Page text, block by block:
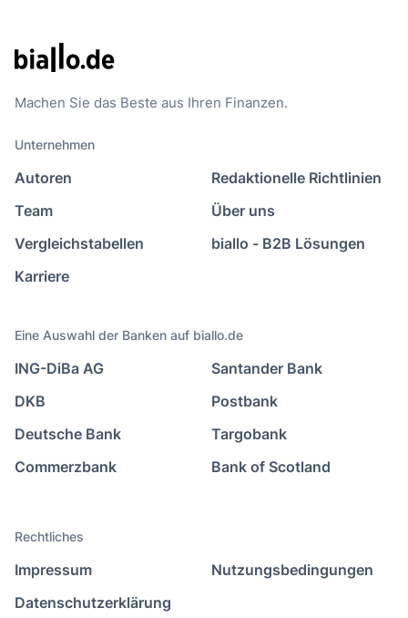
Machen Sie das Beste aus Ihren Finanzen.
Unternehmen
Autoren
Team
Vergleichstabellen
Karriere
Redaktionelle Richtlinien
Über uns
biallo - B2B Lösungen
Eine Auswahl der Banken auf biallo.de
ING-DiBa AG
DKB
Deutsche Bank
Commerzbank
Santander Bank
Postbank
Targobank
Bank of Scotland
Rechtliches
Impressum
Datenschutzerklärung
Nutzungsbedingungen